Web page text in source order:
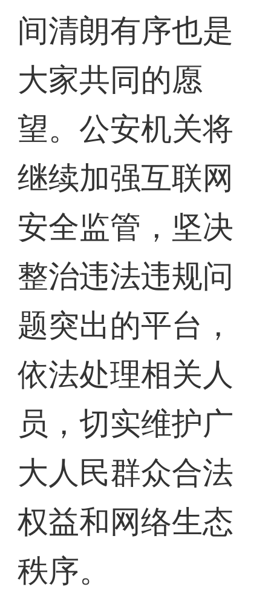
间清朗有序也是
大家共同的愿
望。公安机关将
继续加强互联网
安全监管，坚决
整治违法违规问
题突出的平台，
依法处理相关人
员，切实维护广
大人民群众合法
权益和网络生态
秩序。